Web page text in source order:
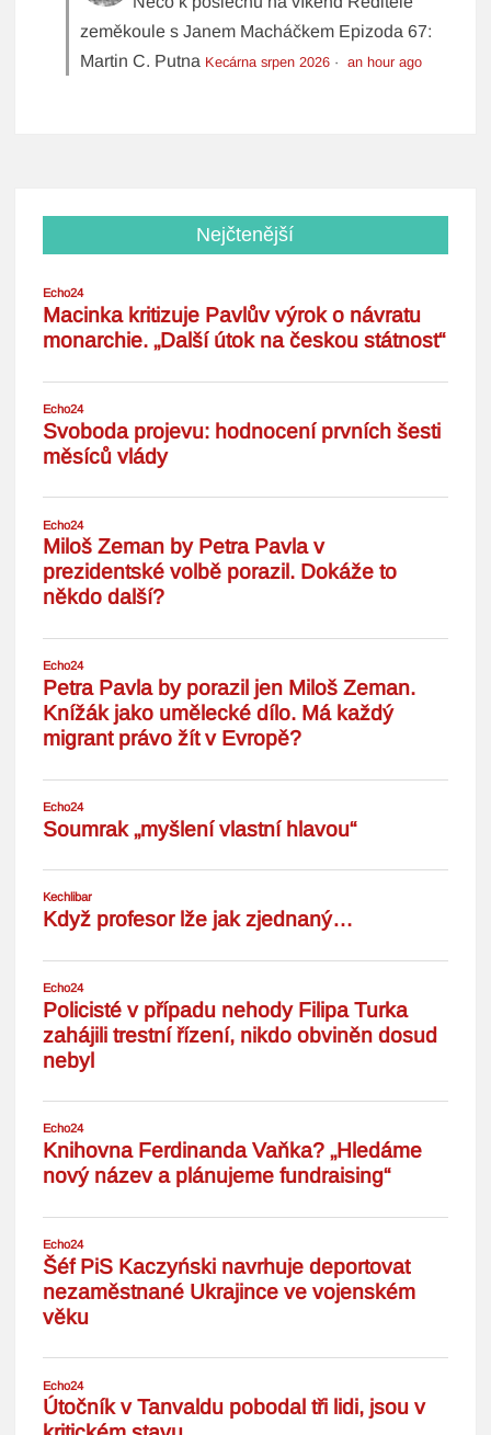
zeměkoule s Janem Macháčkem Epizoda 67:
Martin C. Putna Kecárna srpen 2026 ·an hour ago
Nejčtenější